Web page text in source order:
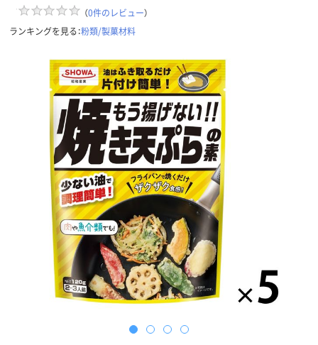
（0件のレビュー）
ランキングを見る：粉類/製菓材料